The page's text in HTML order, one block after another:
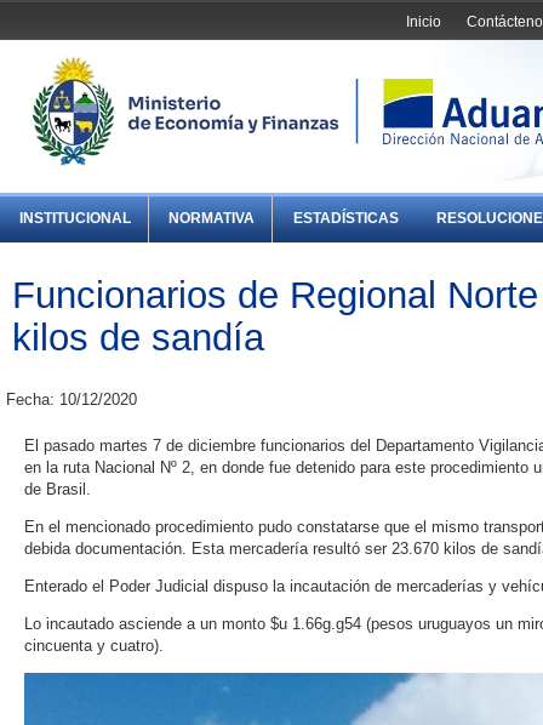
Inicio
INSTITUCIONAL NORMATIVA ESTADÍSTICAS
Funcionarios de Regional
kilos de sandía
Fecha: 10/12/2020
El pasado martes 7 de diciembre funcionarios del Departamento
en la ruta Nacional Nº 2, en donde fue detenido para este procedimiento
de Brasil.
En el mencionado procedimiento pudo constatarse que el mismo
debida documentación. Esta mercadería resultó ser 23.670 kilos de
Enterado el Poder Judicial dispuso la incautación de mercaderías y
Lo incautado asciende a un monto $u 1.66g.g54 (pesos uruguayos un
cincuenta y cuatro).